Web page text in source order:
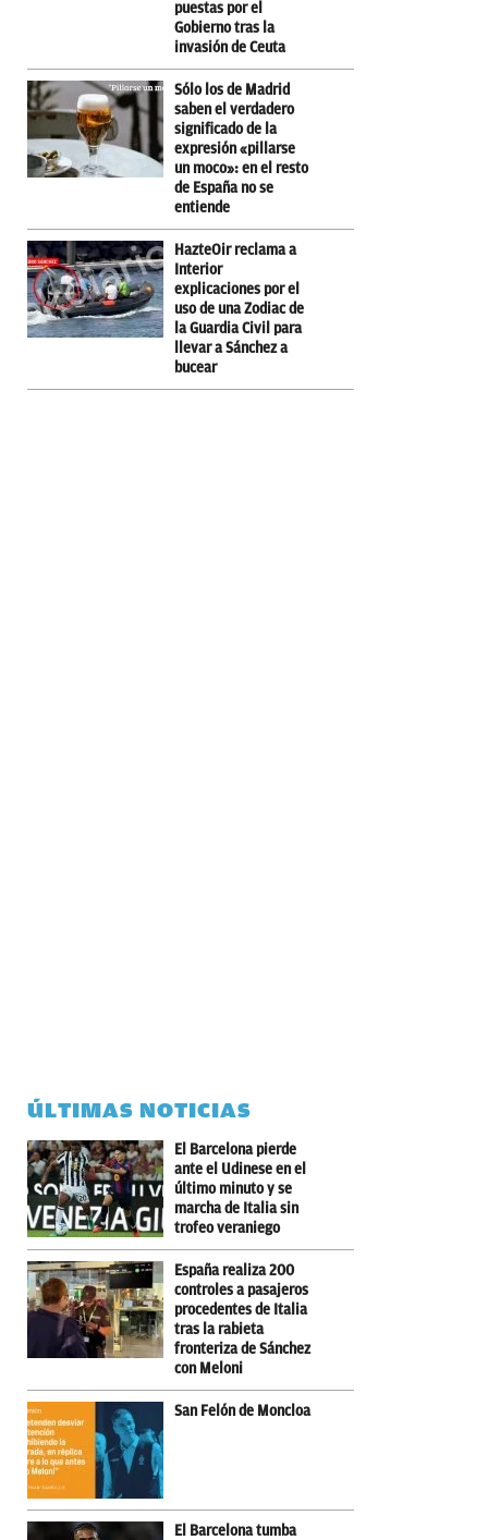
puestas por el
Gobierno tras la
invasión de Ceuta
Sólo los de Madrid
saben el verdadero
significado de la
expresión «pillarse
un moco»: en el resto
de España no se
entiende
HazteOir reclama a
Interior
explicaciones por el
uso de una Zodiac de
la Guardia Civil para
llevar a Sánchez a
bucear
ÚLTIMAS NOTICIAS
El Barcelona pierde
ante el Udinese en el
último minuto y se
marcha de Italia sin
trofeo veraniego
España realiza 200
controles a pasajeros
procedentes de Italia
tras la rabieta
fronteriza de Sánchez
con Meloni
San Felón de Moncloa
El Barcelona tumba